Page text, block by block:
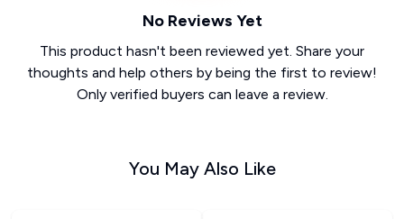
No Reviews Yet
This product hasn't been reviewed yet. Share your
thoughts and help others by being the first to review!
Only verified buyers can leave a review.
You May Also Like